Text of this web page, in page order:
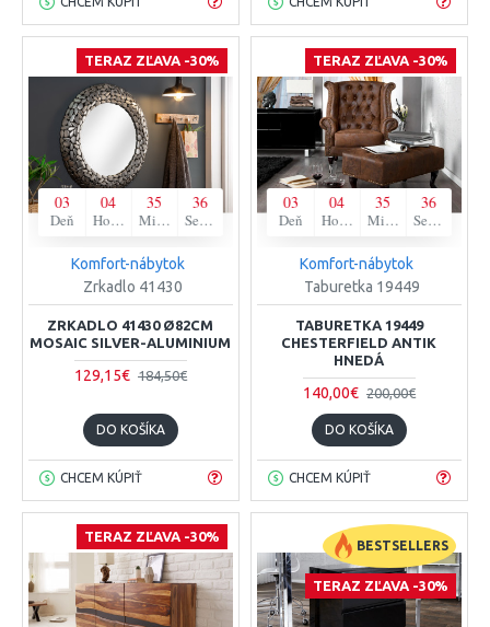
TERAZ ZĽAVA -30%
03
Deň
04
Hodina
35
Minúta
35
Sekunda
Komfort-nábytok
Zrkadlo 41430
ZRKADLO 41430 Ø82CM
MOSAIC SILVER-ALUMINIUM
129,15€ 184,50€
DO KOŠÍKA
CHCEM KÚPIŤ
TERAZ ZĽAVA -30%
03
Deň
04
Hodina
35
Minúta
35
Sekunda
Komfort-nábytok
Taburetka 19449
TABURETKA 19449
CHESTERFIELD ANTIK
HNEDÁ
140,00€ 200,00€
DO KOŠÍKA
CHCEM KÚPIŤ
TERAZ ZĽAVA -30%
BESTSELLERS
TERAZ ZĽAVA -30%